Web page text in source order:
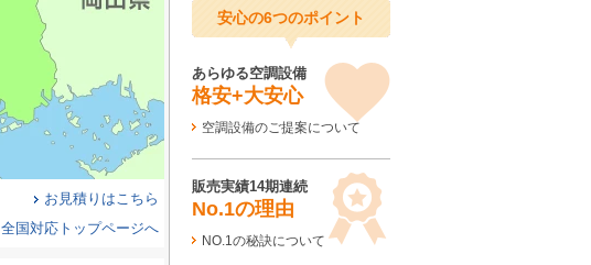
お見積りはこちら
全国対応トップページへ
安心の6つのポイント
あらゆる空調設備
格安+大安心
空調設備のご提案について
販売実績14期連続
No.1の理由
NO.1の秘訣について